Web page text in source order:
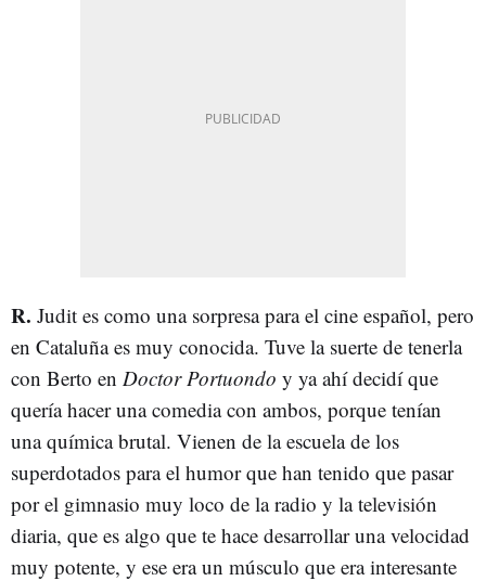
R. Judit es como una sorpresa para el cine español, pero
en Cataluña es muy conocida. Tuve la suerte de tenerla
con Berto en Doctor Portuondo y ya ahí decidí que
quería hacer una comedia con ambos, porque tenían
una química brutal. Vienen de la escuela de los
superdotados para el humor que han tenido que pasar
por el gimnasio muy loco de la radio y la televisión
diaria, que es algo que te hace desarrollar una velocidad
muy potente, y ese era un músculo que era interesante